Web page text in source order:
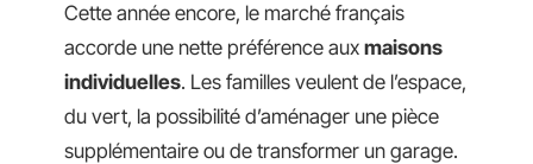
Cette année encore, le marché français
accorde une nette préférence aux maisons
individuelles. Les familles veulent de l’espace,
du vert, la possibilité d’aménager une pièce
supplémentaire ou de transformer un garage.